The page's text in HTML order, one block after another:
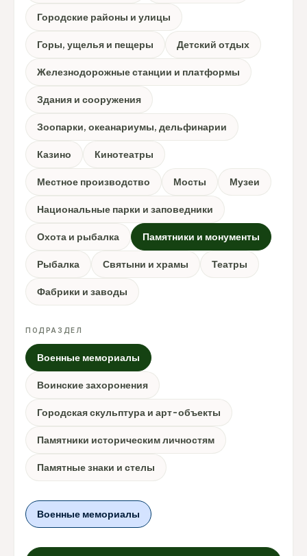
Городские районы и улицы
Горы, ущелья и пещеры Детский отдых
Железнодорожные станции и платформы
Здания и сооружения
Зоопарки, океанариумы, дельфинарии
Казино Кинотеатры
Местное производство Мосты Музеи
Национальные парки и заповедники
Охота и рыбалка Памятники и монументы
Рыбалка Святыни и храмы Театры
Фабрики и заводы
ПОДРАЗДЕЛ
Военные мемориалы
Воинские захоронения
Городская скульптура и арт-объекты
Памятники историческим личностям
Памятные знаки и стелы
Военные мемориалы